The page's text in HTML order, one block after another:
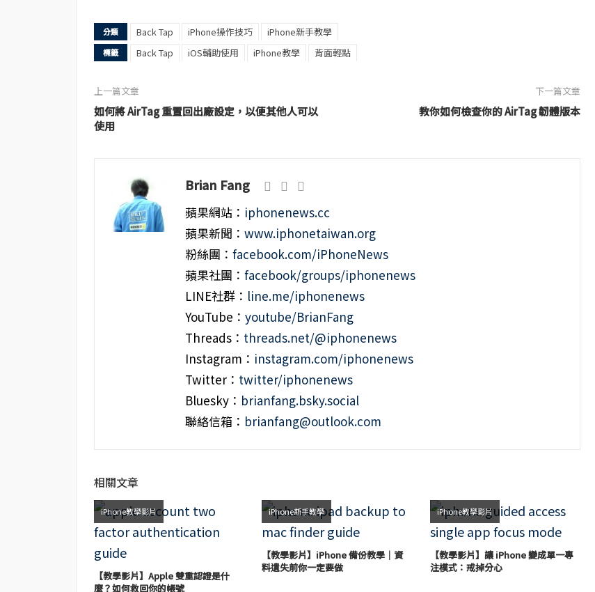
分類 Back Tap iPhone操作技巧 iPhone新手教學
標籤 Back Tap iOS輔助使用 iPhone教學 背面輕點
上一篇文章
如何將 AirTag 重置回出廠設定，以便其他人可以
使用
下一篇文章
教你如何檢查你的 AirTag 韌體版本
Brian Fang
蘋果網站： iphonenews.cc
蘋果新聞： www.iphonetaiwan.org
粉絲團： facebook.com/iPhoneNews
蘋果社團： facebook/groups/iphonenews
LINE社群： line.me/iphonenews
YouTube： youtube/BrianFang
Threads： threads.net/@iphonenews
Instagram： instagram.com/iphonenews
Twitter： twitter/iphonenews
Bluesky： brianfang.bsky.social
聯絡信箱： brianfang@outlook.com
相關文章
iPhone教學影片
【教學影片】Apple 雙重認證是什
麼？如何救回你的帳號
iPhone新手教學
【教學影片】iPhone 備份教學｜資
料遺失前你一定要做
iPhone教學影片
【教學影片】讓 iPhone 變成單一專
注模式：戒掉分心